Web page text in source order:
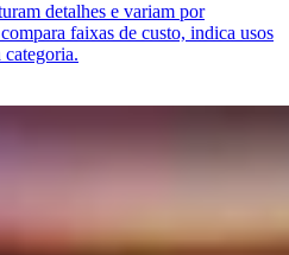
detalhes e variam por
faixas de custo, indica usos
categoria.